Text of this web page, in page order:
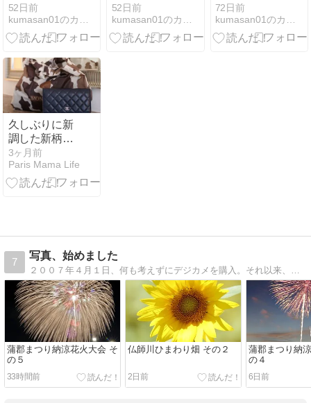
5D Mark IV
EF85mm F1.2
L USM
52日前
kumasan01のカメラブログ
5DMark IV
EF24-70mm
F2.8L USM
52日前
kumasan01のカメラブログ
X100VI Velvia
72日前
kumasan01のカメラブログ
久しぶりに新
調した新柄の
エコバッグ
3ヶ月前
Paris Mama Life
7
写真、始めました
２００７年４月１日、何も考えずにデジカメを購入。それ以来、撮影の魅力にどっぷりハマッてしまった男が綴る写真ブログ。
蒲郡まつり納涼花火大会 そ
の５
33時間前
仏師川ひまわり畑 その２
2日前
蒲郡まつり納
の４
6日前